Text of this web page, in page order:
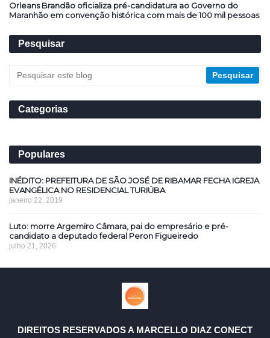
Orleans Brandão oficializa pré-candidatura ao Governo do
Maranhão em convenção histórica com mais de 100 mil pessoas
Pesquisar
Categorias
Populares
INÉDITO: PREFEITURA DE SÃO JOSÉ DE RIBAMAR FECHA IGREJA
EVANGÉLICA NO RESIDENCIAL TURIÚBA
janeiro 22, 2019
Luto: morre Argemiro Câmara, pai do empresário e pré-
candidato a deputado federal Peron Figueiredo
julho 21, 2026
DIREITOS RESERVADOS A MARCELLO DIAZ CONECT